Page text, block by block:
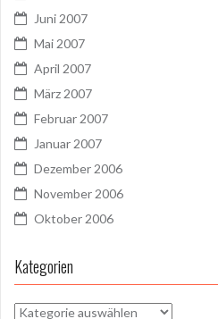
Juni 2007
Mai 2007
April 2007
März 2007
Februar 2007
Januar 2007
Dezember 2006
November 2006
Oktober 2006
Kategorien
Kategorien